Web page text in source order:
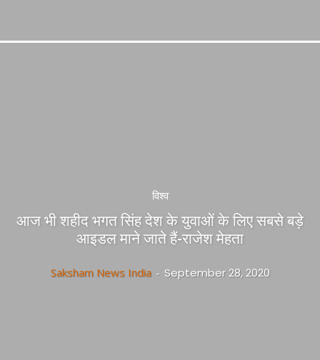
विश्व
आज भी शहीद भगत सिंह देश के युवाओं के लिए सबसे बड़े
आइडल माने जाते हैं-राजेश मेहता
Saksham News India - September 28, 2020